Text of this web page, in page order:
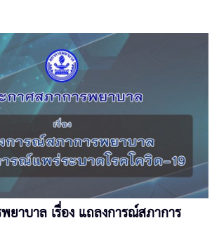
ยาบาล เรื่อง แถลงการณ์สภาการ